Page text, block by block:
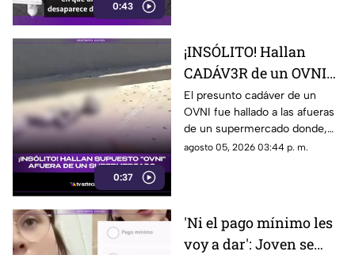
0:43
0:37
¡INSÓLITO! Hallan
CADÁV3R de un OVNI
afuera de
supermercado
El presunto cadáver de un
OVNI fue hallado a las afueras
de un supermercado donde,
varios clientes resultaron
agosto 05, 2026 03:44 p. m.
'Ni el pago mínimo les
voy a dar': Joven se